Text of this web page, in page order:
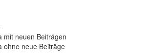
mit neuen Beiträgen
ohne neue Beiträge